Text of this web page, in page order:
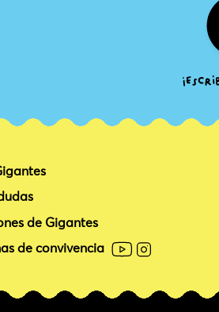
de Gigantes
de convivencia